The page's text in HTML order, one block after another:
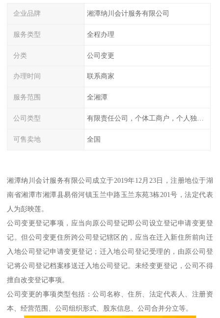
企业品牌 湘潭纳川会计服务有限公司
服务类型 全程办理
分类 公司变更
办理时间 联系商家
服务范围 全湘潭
公司类型
可售卖地 全国
湘潭纳川会计服务有限公司成立于2019年12月23日，注册地位于湖
南省湘潭市湘潭县易俗河镇玉兰中路玉兰东苑3栋201号，法定代表
人为彭映莲。
公司变更登记事项，应当向原公司登记即公司设立登记申请变更登
记。但公司变更住所跨公司登记辖区的，应当在迁入新住所前向迁
入地公司登记申请变更登记；迁入地公司登记受理的，由原公司登
记将公司登记档案移送迁入地公司登记。未经变更登记，公司不得
擅自改变登记事项。
公司变更的事项类型包括：公司名称、住所、法定代表人、注册资
本、经营范围、公司组织形式、股东信息、公司合并分立等。